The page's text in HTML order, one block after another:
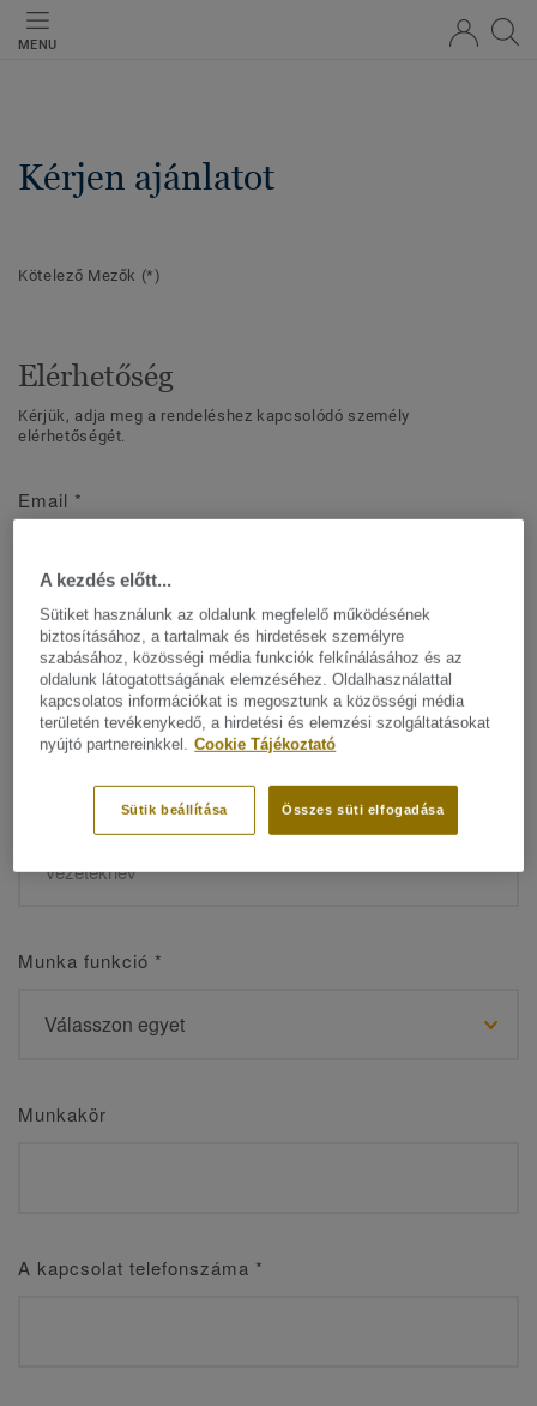
MENU
Kérjen ajánlatot
Kötelező Mezők (*)
Elérhetőség
Kérjük, adja meg a rendeléshez kapcsolódó személy
elérhetőségét.
Email *
Név*
Vezetéknév*
Munka funkció *
Munkakör
A kapcsolat telefonszáma *
A kezdés előtt...
Sütiket használunk az oldalunk megfelelő működésének
biztosításához, a tartalmak és hirdetések személyre
szabásához, közösségi média funkciók felkínálásához és az
oldalunk látogatottságának elemzéséhez. Oldalhasználattal
kapcsolatos információkat is megosztunk a közösségi média
területén tevékenykedő, a hirdetési és elemzési szolgáltatásokat
nyújtó partnereinkkel. Cookie Tájékoztató
Összes süti elfogadása
Sütik beállítása